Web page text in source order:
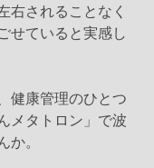
右されることなく
せていると実感し
健康管理のひとつ
メタトロン」で波
か。